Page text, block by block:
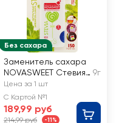
Без сахара
Заменитель сахара
NOVASWEET Стевия,
в таблетках
9г
Цена за 1 шт
С Картой №1
189,99 руб
214,99 руб -11%